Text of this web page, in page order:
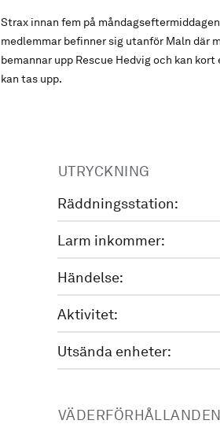
Strax innan fem på
medlemmar befinner sig utanför Maln där
bemannar upp Rescue Hedvig och kan
kan tas upp.
UTRYCKNING
Räddningsstation:
Larm inkommer:
Händelse:
Aktivitet:
Utsända enheter:
VÄDERFÖRHÅLLANDEN